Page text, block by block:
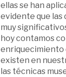
ellas se han
evidente que las
muy
hoy contamos
enriquecimiento
existen en
las técnicas